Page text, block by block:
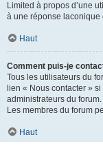
Limited à propos d’une
à une réponse laconique
Haut
Comment puis-je
Tous les utilisateurs du
lien « Nous contacter »
administrateurs du forum.
Les membres du forum
Haut